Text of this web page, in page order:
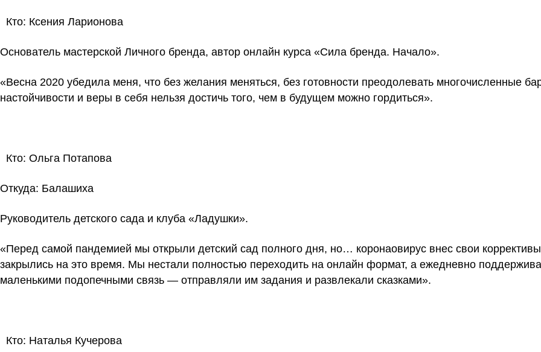
Кто: Ксения Ларионова
Основатель мастерской Личного бренда, автор онлайн курса «Сила бренда. Начало».
«Весна 2020 убедила меня, что без желания меняться, без готовности преодолевать многочисленные
настойчивости и веры в себя нельзя достичь того, чем в будущем можно гордиться».
Кто: Ольга Потапова
Откуда: Балашиха
Руководитель детского сада и клуба «Ладушки».
«Перед самой пандемией мы открыли детский сад полного дня, но… коронаовирус внес свои
закрылись на это время. Мы нестали полностью переходить на онлайн формат, а ежедневно
маленькими подопечными связь — отправляли им задания и развлекали сказками».
Кто: Наталья Кучерова